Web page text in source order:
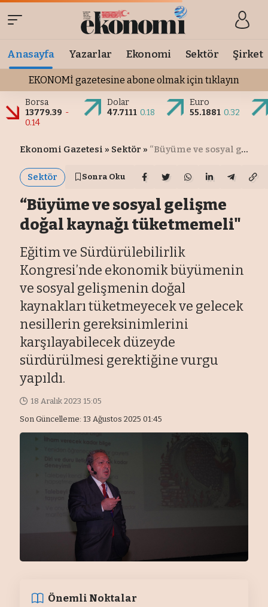
Anasayfa Yazarlar Ekonomi Sektör Şirket
EKONOMİ gazetesine abone olmak için tıklayın
Borsa
13779.39 -
0.14
Dolar
47.7111 0.18
Euro
55.1881 0.32
Ekonomi Gazetesi » Sektör » “Büyüme ve sosyal gelişme doğal kaynağı tüketmemeli"
Sektör Sonra Oku
“Büyüme ve sosyal gelişme
doğal kaynağı tüketmemeli"
Eğitim ve Sürdürülebilirlik
Kongresi’nde ekonomik büyümenin
ve sosyal gelişmenin doğal
kaynakları tüketmeyecek ve gelecek
nesillerin gereksinimlerini
karşılayabilecek düzeyde
sürdürülmesi gerektiğine vurgu
yapıldı.
Son Güncelleme: 13 Ağustos 2025 01:45
18 Aralık 2023 15:05
Önemli Noktalar